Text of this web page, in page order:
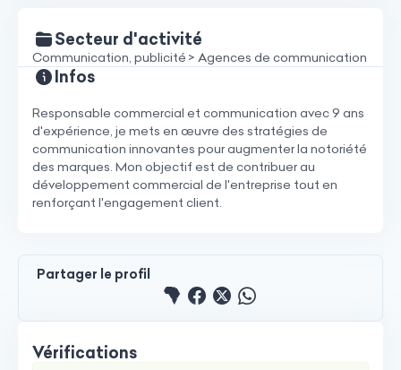
Secteur d'activité
Communication, publicité > Agences de communication
Infos
Responsable commercial et communication avec 9 ans
d'expérience, je mets en œuvre des stratégies de
communication innovantes pour augmenter la notoriété
des marques. Mon objectif est de contribuer au
développement commercial de l'entreprise tout en
renforçant l'engagement client.
Partager le profil
Partager le profile sur
Partager le profile sur
Partager le profile
Vérifications